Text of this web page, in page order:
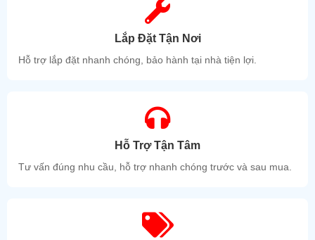
Lắp Đặt Tận Nơi
Hỗ trợ lắp đặt nhanh chóng, bảo hành tại nhà tiện lợi.
Hỗ Trợ Tận Tâm
Tư vấn đúng nhu cầu, hỗ trợ nhanh chóng trước và sau mua.